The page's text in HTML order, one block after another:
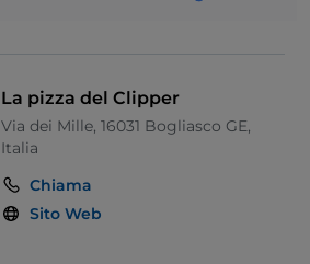
La pizza del Clipper
Via dei Mille, 16031 Bogliasco GE,
Italia
Chiama
Sito Web